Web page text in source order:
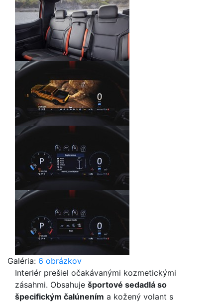
Galéria: 6 obrázkov
Interiér prešiel očakávanými kozmetickými
zásahmi. Obsahuje športové sedadlá so
špecifickým čalúnením a kožený volant s